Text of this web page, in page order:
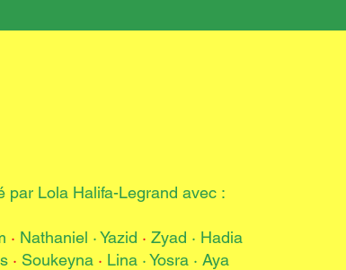
par Lola Halifa-Legrand avec :
· Nathaniel · Yazid · Zyad · Hadia
· Soukeyna · Lina · Yosra · Aya